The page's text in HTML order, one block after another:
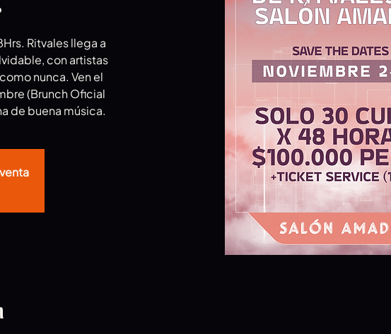
Ritvales llega a
con artistas
nunca. Ven el
(Brunch Oficial
de buena música.